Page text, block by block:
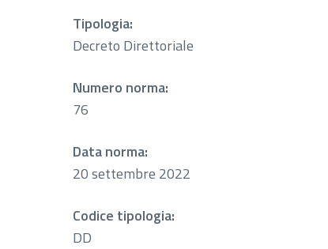
Tipologia:
Decreto Direttoriale
Numero norma:
76
Data norma:
20 settembre 2022
Codice tipologia:
DD